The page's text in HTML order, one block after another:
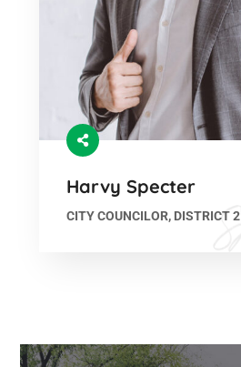
Harvy Specter
CITY COUNCILOR, DISTRICT 2